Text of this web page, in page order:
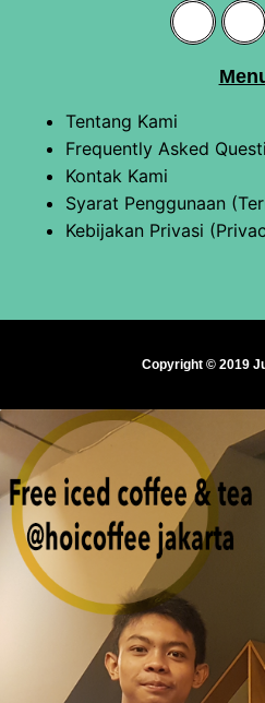
Tentang Kami
Frequently Asked
Kontak Kami
Syarat Penggunaan
Kebijakan Privasi
Copyright © 2019